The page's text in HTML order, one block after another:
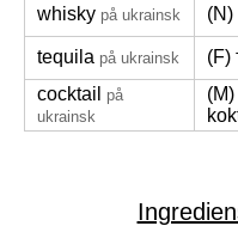
whisky på ukrainsk (N)
tequila på ukrainsk
(F)
cocktail
på
ukrainsk
(M)